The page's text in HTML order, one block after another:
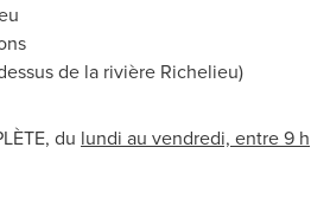
de la rivière Richelieu)
du lundi au vendredi, entre 9 h